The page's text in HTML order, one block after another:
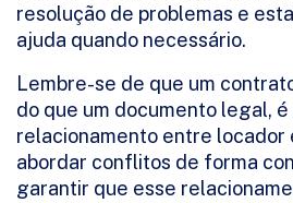
resolução de problemas e
ajuda quando necessário.
Lembre-se de que um
do que um documento legal, é
relacionamento entre locador
abordar conflitos de forma
garantir que esse